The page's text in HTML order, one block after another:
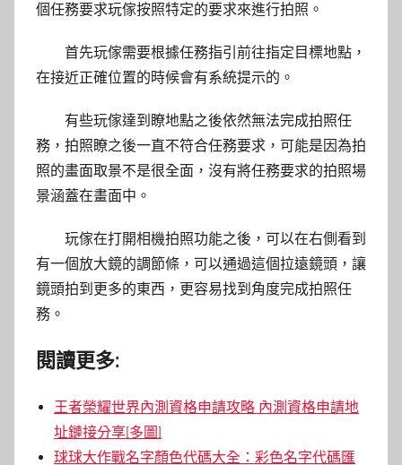
個任務要求玩傢按照特定的要求來進行拍照。
首先玩傢需要根據任務指引前往指定目標地點，
在接近正確位置的時候會有系統提示的。
有些玩傢達到瞭地點之後依然無法完成拍照任
務，拍照瞭之後一直不符合任務要求，可能是因為拍
照的畫面取景不是很全面，沒有將任務要求的拍照場
景涵蓋在畫面中。
玩傢在打開相機拍照功能之後，可以在右側看到
有一個放大鏡的調節條，可以通過這個拉遠鏡頭，讓
鏡頭拍到更多的東西，更容易找到角度完成拍照任
務。
閱讀更多:
王者榮耀世界內測資格申請攻略 內測資格申請地
址鏈接分享[多圖]
球球大作戰名字顏色代碼大全：彩色名字代碼匯